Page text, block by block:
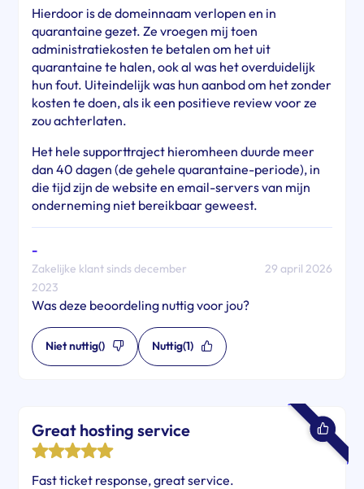
Hierdoor is de domeinnaam verlopen en in
quarantaine gezet. Ze vroegen mij toen
administratiekosten te betalen om het uit
quarantaine te halen, ook al was het overduidelijk
hun fout. Uiteindelijk was hun aanbod om het zonder
kosten te doen, als ik een positieve review voor ze
zou achterlaten.
Het hele supporttraject hieromheen duurde meer
dan 40 dagen (de gehele quarantaine-periode), in
die tijd zijn de website en email-servers van mijn
onderneming niet bereikbaar geweest.
-
Zakelijke klant sinds december
2023
29 april 2026
Was deze beoordeling nuttig voor jou?
Niet nuttig() Nuttig(1)
Great hosting service
Fast ticket response, great service.